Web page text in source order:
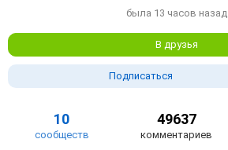
была 13 часов назад
В друзья
Подписаться
10
сообществ
49637
комментариев